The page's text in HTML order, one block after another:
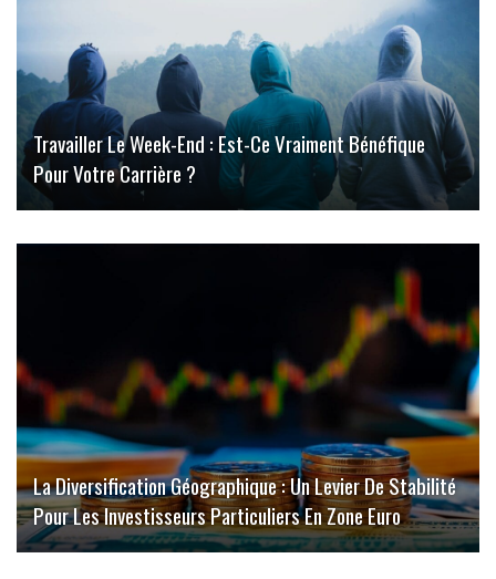
Travailler Le Week-End : Est-Ce Vraiment Bénéfique
Pour Votre Carrière ?
La Diversification Géographique : Un Levier De Stabilité
Pour Les Investisseurs Particuliers En Zone Euro
Les Avantages De L’utilisation De Linein Pour Votre